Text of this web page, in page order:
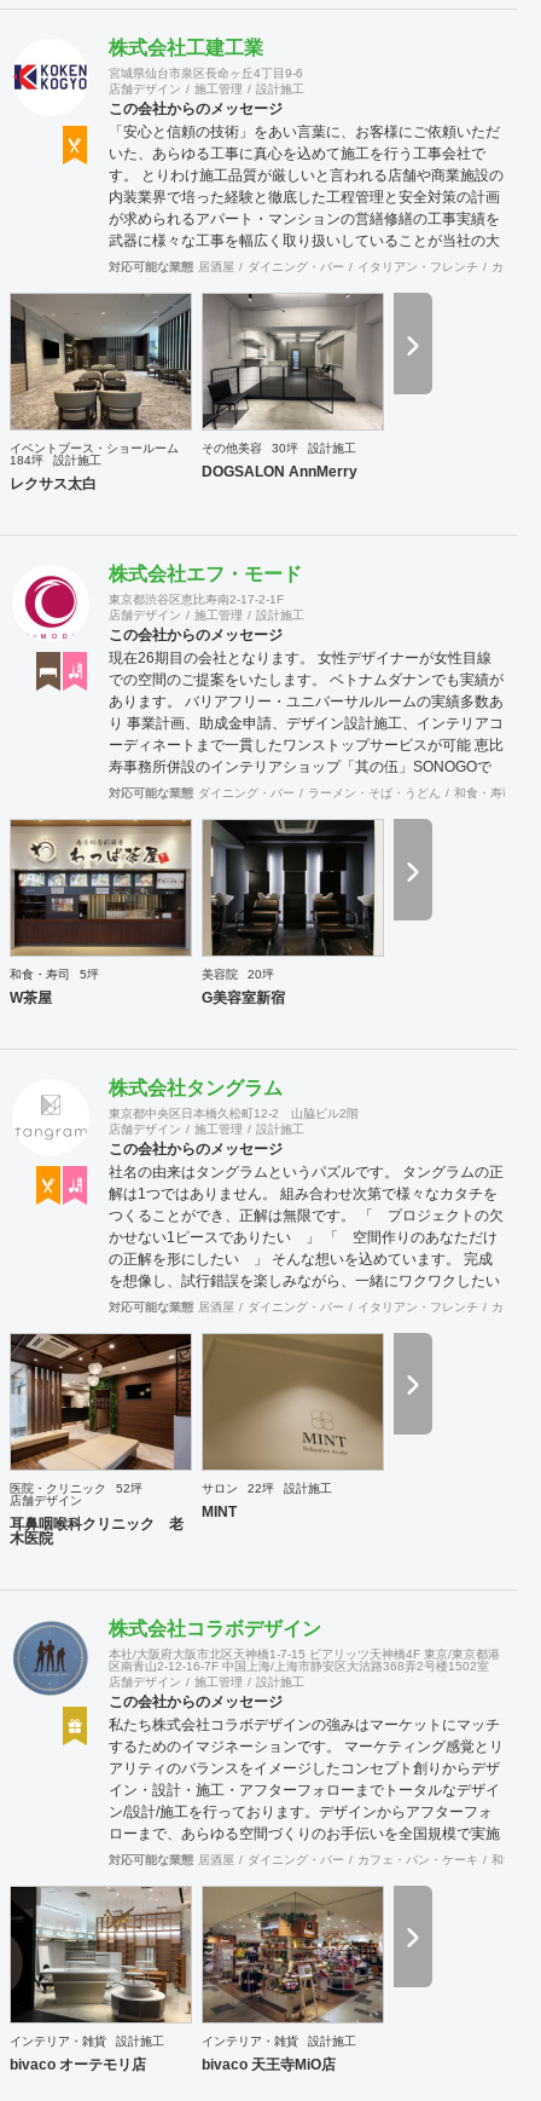
株式会社工建工業
宮城県仙台市泉区長命ヶ丘4丁目9-6
店舗デザイン
施工管理 設計施工
この会社からのメッセージ
「安心と信頼の技術」をあい言葉に、お客様にご依頼いただ
いた、あらゆる工事に真心を込めて施工を行う工事会社で
す。 とりわけ施工品質が厳しいと言われる店舗や商業施設の
内装業界で培った経験と徹底した工程管理と安全対策の計画
が求められるアパート・マンションの営繕修繕の工事実績を
武器に様々な工事を幅広く取り扱いしていることが当社の大
きな特徴です。
対応可能な業態 居酒屋 ダイニング・バー イタリアン・フレンチ カフェ
イベントブース・ショールーム
184坪
設計施工
レクサス太白
その他美容 30坪 設計施工
DOGSALON AnnMerry
株式会社エフ・モード
東京都渋谷区恵比寿南2-17-2-1F
店舗デザイン
施工管理 設計施工
この会社からのメッセージ
現在26期目の会社となります。 女性デザイナーが女性目線
での空間のご提案をいたします。 ベトナムダナンでも実績が
あります。 バリアフリー・ユニバーサルルームの実績多数あ
り 事業計画、助成金申請、デザイン設計施工、インテリアコ
ーディネートまで一貫したワンストップサービスが可能 恵比
寿事務所併設のインテリアショップ「其の伍」SONOGOで
はオリジナル家具をはじめアンティーク骨董家具の販売もし
対応可能な業態 ダイニング・バー ラーメン・そば・うどん 和食・寿司
和食・寿司 5坪
W茶屋
美容院 20坪
G美容室新宿
株式会社タングラム
東京都中央区日本橋久松町12-2 山脇ビル2階
店舗デザイン
施工管理 設計施工
この会社からのメッセージ
社名の由来はタングラムというパズルです。 タングラムの正
解は1つではありません。 組み合わせ次第で様々なカタチを
つくることができ、正解は無限です。 「 プロジェクトの欠
かせない1ピースでありたい 」 「 空間作りのあなただけ
の正解を形にしたい 」 そんな想いを込めています。 完成
を想像し、試行錯誤を楽しみながら、 ​一緒にワクワクしたい
と思っています。
対応可能な業態 居酒屋 ダイニング・バー イタリアン・フレンチ カフェ
医院・クリニック
52坪
店舗デザイン
耳鼻咽喉科クリニック 老
木医院
サロン 22坪 設計施工
MINT
株式会社コラボデザイン
本社/大阪府大阪市北区天神橋1-7-15 ビアリッツ天神橋4F 東京/東京都港
区南青山2-12-16-7F 中国上海/上海市静安区大沽路368弄2号楼1502室
店舗デザイン
施工管理 設計施工
この会社からのメッセージ
私たち株式会社コラボデザインの強みはマーケットにマッチ
するためのイマジネーションです。 マーケティング感覚とリ
アリティのバランスをイメージしたコンセプト創りからデザ
イン・設計・施工・アフターフォローまでトータルなデザイ
ン/設計/施工を行っております。デザインからアフターフォ
ローまで、あらゆる空間づくりのお手伝いを全国規模で実施
できます。上海にもオフィスがございますので、中国での実
対応可能な業態 居酒屋 ダイニング・バー カフェ・パン・ケーキ 和食・
インテリア・雑貨 設計施工
bivaco オーテモリ店
インテリア・雑貨 設計施工
bivaco 天王寺MiO店